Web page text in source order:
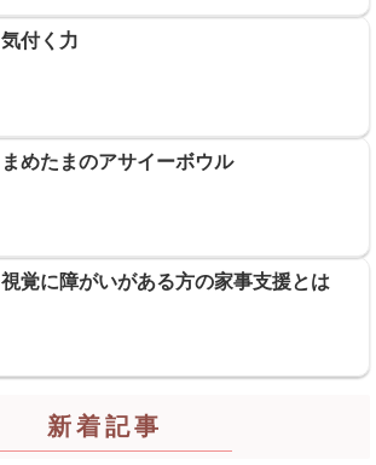
気付く力
まめたまのアサイーボウル
視覚に障がいがある方の家事支援とは
新着記事